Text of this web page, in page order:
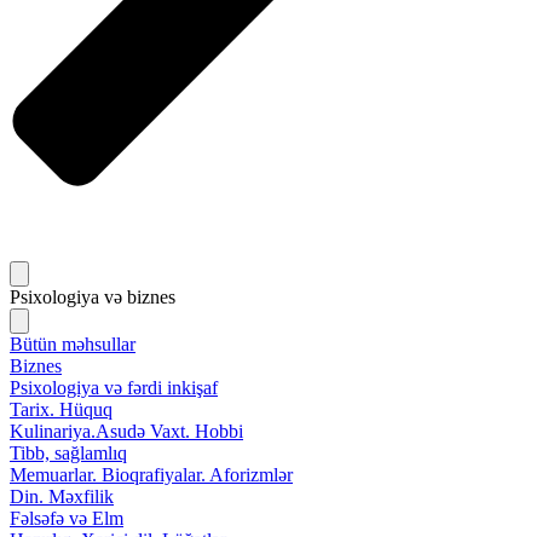
Psixologiya və biznes
Bütün məhsullar
Biznes
Psixologiya və fərdi inkişaf
Tarix. Hüquq
Kulinariya.Asudə Vaxt. Hobbi
Tibb, sağlamlıq
Memuarlar. Bioqrafiyalar. Aforizmlər
Din. Məxfilik
Fəlsəfə və Elm